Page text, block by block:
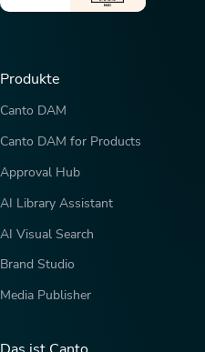
Produkte
Canto DAM
Canto DAM for Products
Approval Hub
AI Library Assistant
AI Visual Search
Brand Studio
Media Publisher